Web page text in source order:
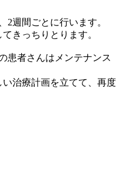
2週間ごとに行います。
きっちりとります。
患者さんはメンテナンス
治療計画を立てて、再度